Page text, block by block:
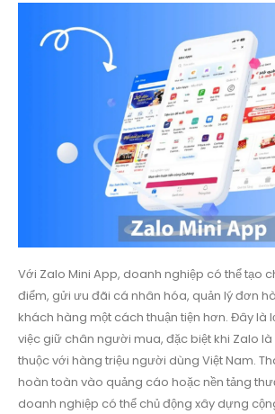
Với Zalo Mini App, doanh nghiệp có thể tạo
điểm, gửi ưu đãi cá nhân hóa, quản lý đơn
khách hàng một cách thuận tiện hơn. Đây là
việc giữ chân người mua, đặc biệt khi Zalo là
thuộc với hàng triệu người dùng Việt Nam.
hoàn toàn vào quảng cáo hoặc nền tảng
doanh nghiệp có thể chủ động xây dựng